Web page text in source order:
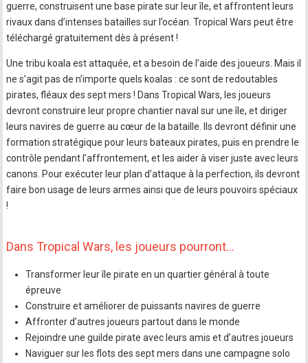
guerre, construisent une base pirate sur leur île, et affrontent leurs
rivaux dans d’intenses batailles sur l’océan. Tropical Wars peut être
téléchargé gratuitement dès à présent !
Une tribu koala est attaquée, et a besoin de l’aide des joueurs. Mais il
ne s’agit pas de n’importe quels koalas : ce sont de redoutables
pirates, fléaux des sept mers ! Dans Tropical Wars, les joueurs
devront construire leur propre chantier naval sur une île, et diriger
leurs navires de guerre au cœur de la bataille. Ils devront définir une
formation stratégique pour leurs bateaux pirates, puis en prendre le
contrôle pendant l’affrontement, et les aider à viser juste avec leurs
canons. Pour exécuter leur plan d’attaque à la perfection, ils devront
faire bon usage de leurs armes ainsi que de leurs pouvoirs spéciaux
!
Dans Tropical Wars, les joueurs pourront…
Transformer leur île pirate en un quartier général à toute
épreuve
Construire et améliorer de puissants navires de guerre
Affronter d’autres joueurs partout dans le monde
Rejoindre une guilde pirate avec leurs amis et d’autres joueurs
Naviguer sur les flots des sept mers dans une campagne solo